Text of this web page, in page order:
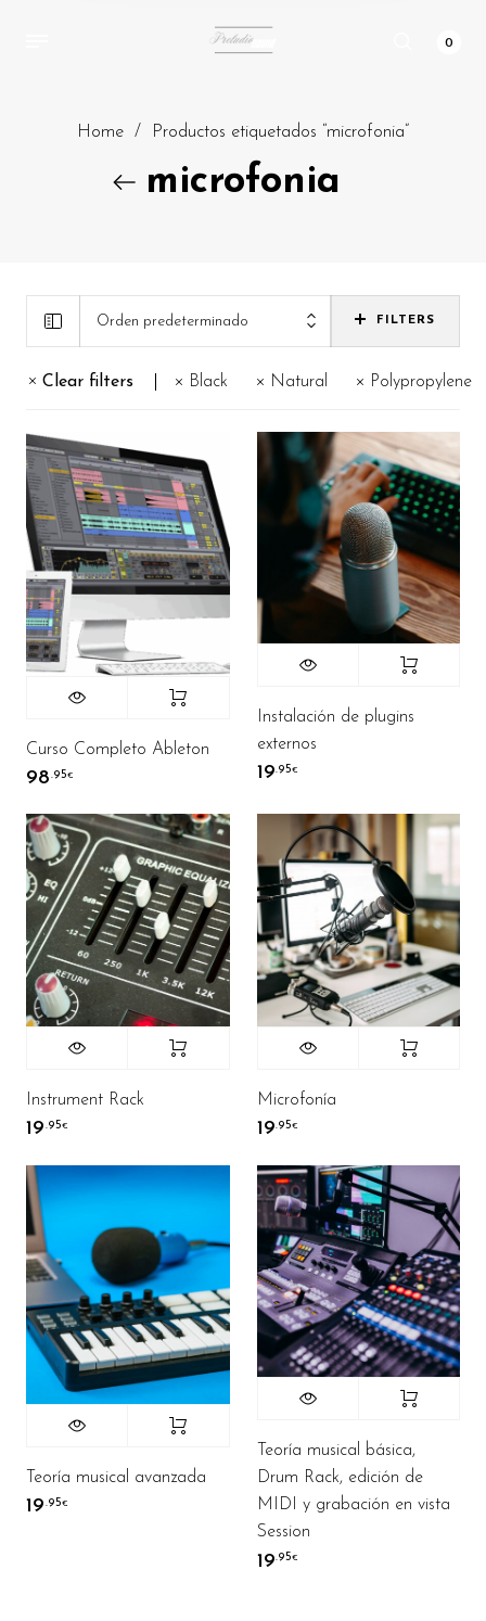
0
Home / Productos etiquetados “microfonia”
microfonia
Orden predeterminado FILTERS
Clear filters Black Natural Polypropylene
Curso Completo Ableton
98.95€
Instalación de plugins
externos
19.95€
Instrument Rack
19.95€
Microfonía
19.95€
Teoría musical avanzada
19.95€
Teoría musical básica,
Drum Rack, edición de
MIDI y grabación en vista
Session
19.95€